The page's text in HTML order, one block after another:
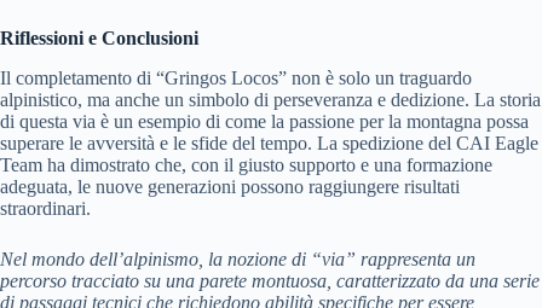
Riflessioni e Conclusioni
Il completamento di “Gringos Locos” non è solo un traguardo
alpinistico, ma anche un simbolo di perseveranza e dedizione. La storia
di questa via è un esempio di come la passione per la montagna possa
superare le avversità e le sfide del tempo. La spedizione del CAI Eagle
Team ha dimostrato che, con il giusto supporto e una formazione
adeguata, le nuove generazioni possono raggiungere risultati
straordinari.
Nel mondo dell’alpinismo, la nozione di “via” rappresenta un
percorso tracciato su una parete montuosa, caratterizzato da una serie
di passaggi tecnici che richiedono abilità specifiche per essere